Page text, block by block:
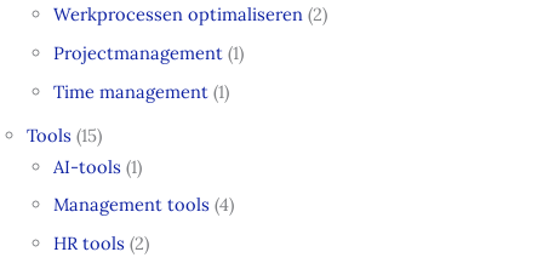
Werkprocessen optimaliseren (2)
Projectmanagement (1)
Time management (1)
Tools (15)
AI-tools (1)
Management tools (4)
HR tools (2)